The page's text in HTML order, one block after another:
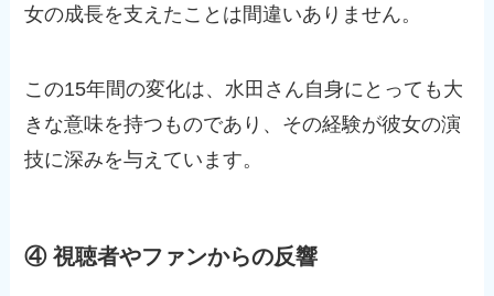
女の成長を支えたことは間違いありません。
この15年間の変化は、水田さん自身にとっても大
きな意味を持つものであり、その経験が彼女の演
技に深みを与えています。
④ 視聴者やファンからの反響